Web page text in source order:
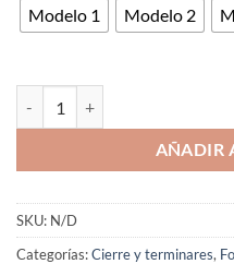
Modelo 1 Modelo 2
AÑADIR
SKU: N/D
Categorías:Cierre y terminares,